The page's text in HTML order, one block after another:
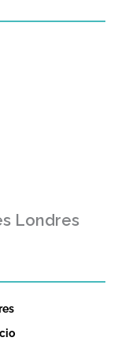
Londres